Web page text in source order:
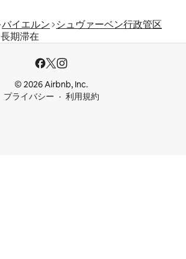
バイエルン
シュヴァーベン行政管区
長期滞在
© 2026 Airbnb, Inc.
プライバシー
利用規約